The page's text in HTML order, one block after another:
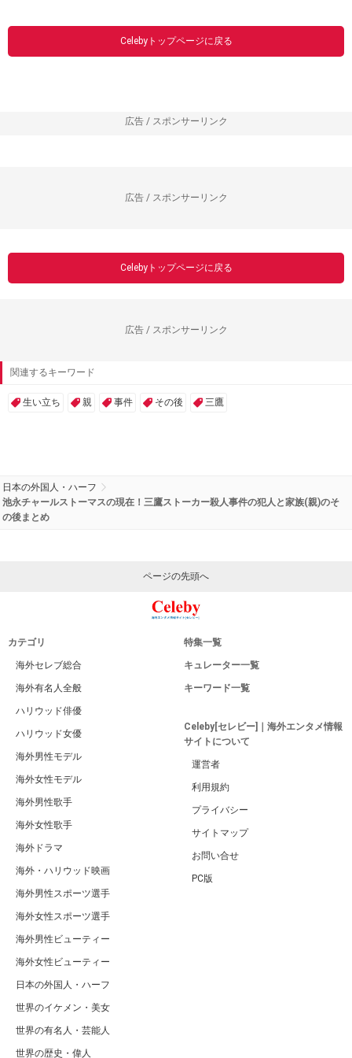
Celebyトップページに戻る
広告 / スポンサーリンク
広告 / スポンサーリンク
Celebyトップページに戻る
広告 / スポンサーリンク
関連するキーワード
生い立ち 親 事件 その後 三鷹
日本の外国人・ハーフ
池永チャールストーマスの現在！三鷹ストーカー殺人事件の犯人と家族(親)のそ
の後まとめ
ページの先頭へ
カテゴリ
海外セレブ総合
海外有名人全般
ハリウッド俳優
ハリウッド女優
海外男性モデル
海外女性モデル
海外男性歌手
海外女性歌手
海外ドラマ
海外・ハリウッド映画
海外男性スポーツ選手
海外女性スポーツ選手
海外男性ビューティー
海外女性ビューティー
日本の外国人・ハーフ
世界のイケメン・美女
世界の有名人・芸能人
世界の歴史・偉人
特集一覧
キュレーター一覧
キーワード一覧
Celeby[セレビー]｜海外エンタメ情報
サイトについて
運営者
利用規約
プライバシー
サイトマップ
お問い合せ
PC版